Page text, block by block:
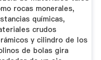
rocas monerales,
químicas,
crudos
y cilindro de los
de bolas gira